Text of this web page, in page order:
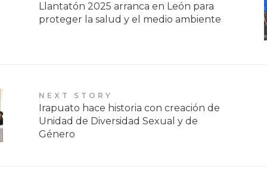
Llantatón 2025 arranca en León para
proteger la salud y el medio ambiente
NEXT STORY
Irapuato hace historia con creación de
Unidad de Diversidad Sexual y de
Género